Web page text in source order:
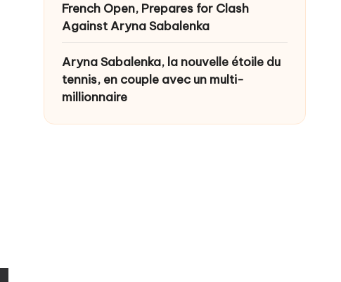
French Open, Prepares for Clash
Against Aryna Sabalenka
Aryna Sabalenka, la nouvelle étoile du
tennis, en couple avec un multi-
millionnaire